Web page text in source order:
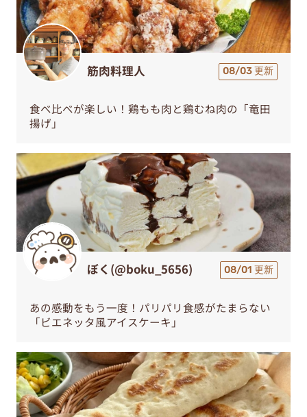
筋肉料理人 08/03 更新
食べ比べが楽しい！鶏もも肉と鶏むね肉の「竜田
揚げ」
ぼく(@boku_5656) 08/01 更新
あの感動をもう一度！パリパリ食感がたまらない
「ビエネッタ風アイスケーキ」